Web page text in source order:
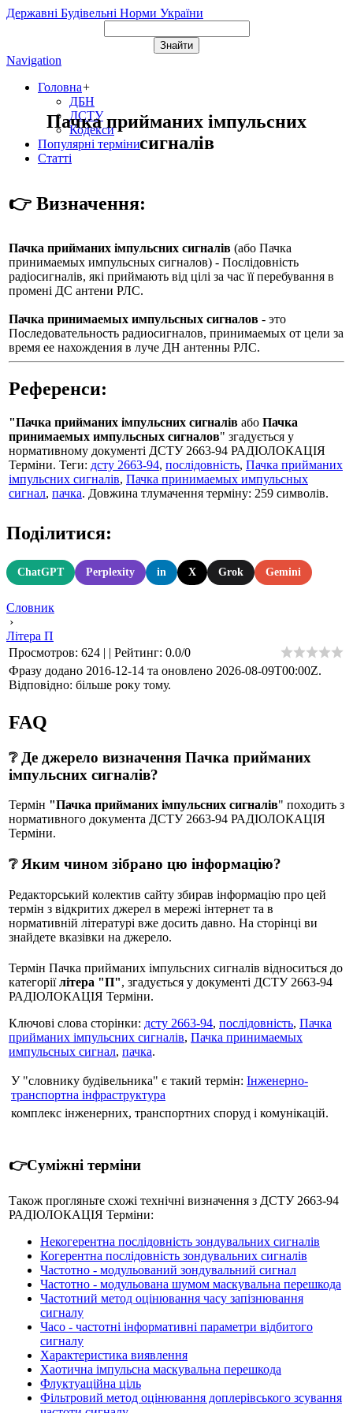
Державні Будівельні Норми України
Navigation
Головна+
ДБН
ДСТУ
Кодекси
Популярні терміни
Статті
Пачка прийманих імпульсних
сигналів
👉 Визначення:
Пачка прийманих імпульсних сигналів (або Пачка
принимаемых импульсных сигналов) - Послідовність
радіосигналів, які приймають від цілі за час її перебування в
промені ДС антени РЛС.
Пачка принимаемых импульсных сигналов - это
Последовательность радиосигналов, принимаемых от цели за
время ее нахождения в луче ДН антенны РЛС.
Референси:
"Пачка прийманих імпульсних сигналів або Пачка
принимаемых импульсных сигналов" згадується у
нормативному документі ДСТУ 2663-94 РАДІОЛОКАЦІЯ
Терміни. Теги: дсту 2663-94, послідовність, Пачка прийманих
імпульсних сигналів, Пачка принимаемых импульсных
сигнал, пачка. Довжина тлумачення терміну: 259 символів.
Поділитися:
ChatGPT Perplexity in X Grok Gemini
Словник
›
Літера П
Просмотров: 624 | | Рейтинг: 0.0/0
Фразу додано 2016-12-14 та оновлено 2026-08-09T00:00Z.
Відповідно: більше року тому.
FAQ
❔ Де джерело визначення Пачка прийманих
імпульсних сигналів?
Термін "Пачка прийманих імпульсних сигналів" походить з
нормативного документа ДСТУ 2663-94 РАДІОЛОКАЦІЯ
Терміни.
❔ Яким чином зібрано цю інформацію?
Редакторський колектив сайту збирав інформацію про цей
термін з відкритих джерел в мережі інтернет та в
нормативній літературі вже досить давно. На сторінці ви
знайдете вказівки на джерело.
Термін Пачка прийманих імпульсних сигналів відноситься до
категоріїлітера "П", згадується у документі ДСТУ 2663-94
РАДІОЛОКАЦІЯ Терміни.
Ключові слова сторінки: дсту 2663-94, послідовність, Пачка
прийманих імпульсних сигналів, Пачка принимаемых
импульсных сигнал, пачка.
У "словнику будівельника" є такий термін: Інженерно-
транспортна інфраструктура
комплекс інженерних, транспортних споруд і комунікацій.
👉Суміжні терміни
Також прогляньте схожі технічні визначення з ДСТУ 2663-94
РАДІОЛОКАЦІЯ Терміни:
Некогерентна послідовність зондувальних сигналів
Когерентна послідовність зондувальних сигналів
Частотно - модульований зондувальний сигнал
Частотно - модульована шумом маскувальна перешкода
Частотний метод оцінювання часу запізнювання
сигналу
Часо - частотні інформативні параметри відбитого
сигналу
Характеристика виявлення
Хаотична імпульсна маскувальна перешкода
Флуктуаційна ціль
Фільтровий метод оцінювання доплерівського зсування